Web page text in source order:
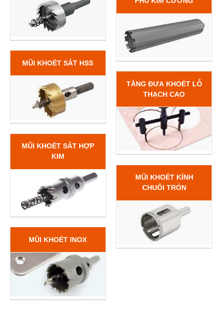
MŨI KHOÉT SẮT HSS
MŨI KHOÉT SẮT HỢP
KIM
MŨI KHOÉT INOX
TĂNG ĐƯA KHOÉT LỖ
THẠCH CAO
MŨI KHOÉT KÍNH
CHUÔI TRÒN